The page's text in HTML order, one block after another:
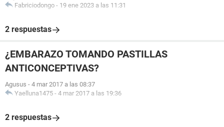
Fabriciodongo - 19 ene 2023 a las 11:31
2 respuestas
¿EMBARAZO TOMANDO PASTILLAS
ANTICONCEPTIVAS?
Agusus - 4 mar 2017 a las 08:37
Yaelluna1475 - 4 mar 2017 a las 19:36
2 respuestas